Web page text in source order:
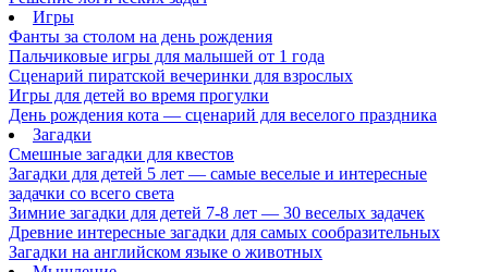
Игры
Фанты за столом на день рождения
Пальчиковые игры для малышей от 1 года
Сценарий пиратской вечеринки для взрослых
Игры для детей во время прогулки
День рождения кота — сценарий для веселого праздника
Загадки
Смешные загадки для квестов
Загадки для детей 5 лет — самые веселые и интересные
задачки со всего света
Зимние загадки для детей 7-8 лет — 30 веселых задачек
Древние интересные загадки для самых сообразительных
Загадки на английском языке о животных